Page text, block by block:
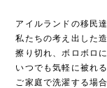
アイルランドの移民
私たちの考え出した
擦り切れ、ボロボロ
いつでも気軽に被れ
ご家庭で洗濯する場